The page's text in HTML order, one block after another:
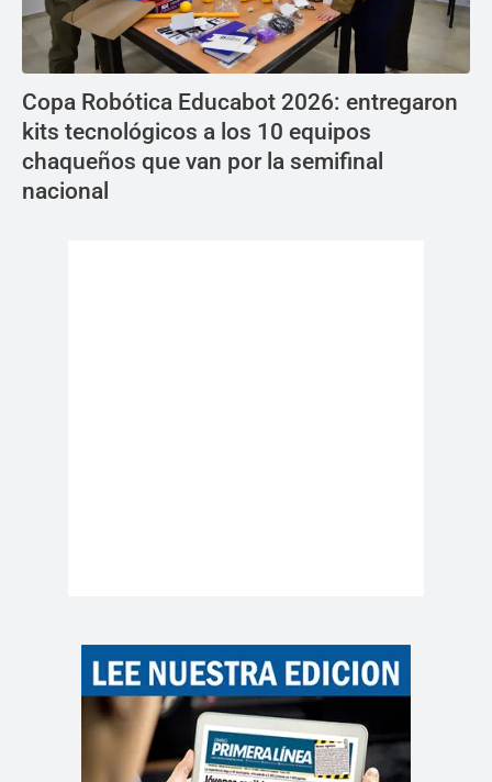
Copa Robótica Educabot 2026: entregaron
kits tecnológicos a los 10 equipos
chaqueños que van por la semifinal
nacional